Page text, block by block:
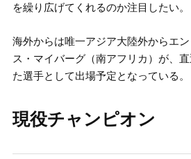
を繰り広げてくれるのか注目したい。
海外からは唯一アジア大陸外からエ
ス・マイバーグ（南アフリカ）が、
た選手として出場予定となっている。
現役チャンピオン